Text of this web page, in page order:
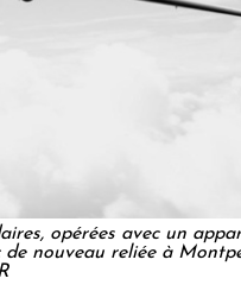
opérées avec un
nouveau reliée à